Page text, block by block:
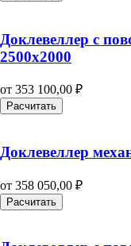
Доклевеллер с
2500х2000
от 353 100,00 ₽
Расчитать
Доклевеллер
от 358 050,00 ₽
Расчитать